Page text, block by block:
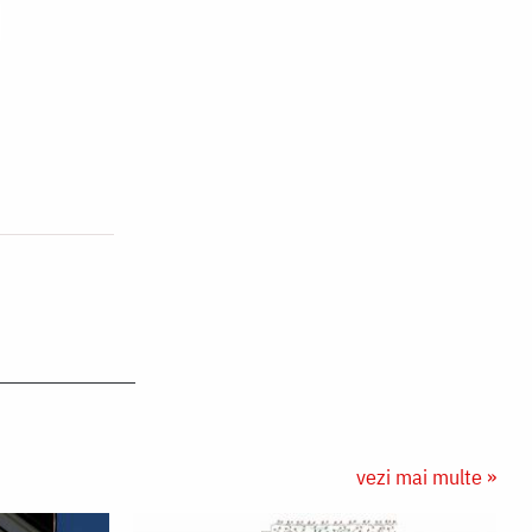
vezi mai multe »